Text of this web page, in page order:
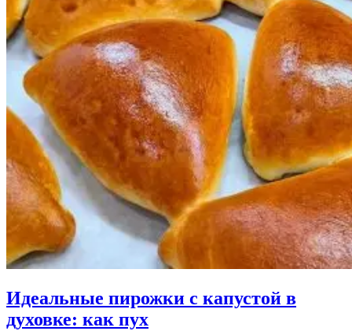
Идеальные пирожки с капустой в
духовке: как пух